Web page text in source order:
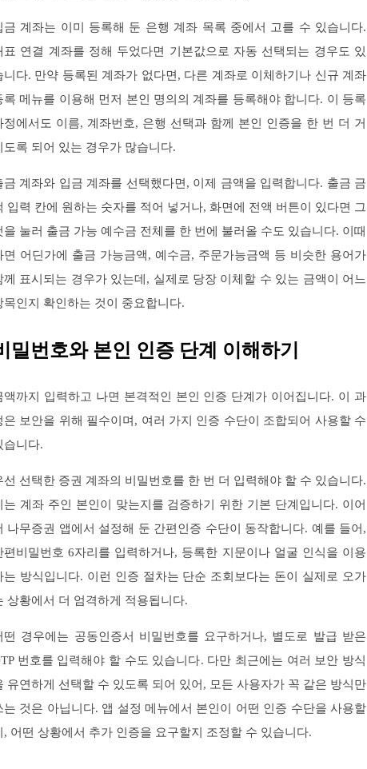
금 계좌는 이미 등록해 둔 은행 계좌 목록 중에서 고를 수 있습니다.
표 연결 계좌를 정해 두었다면 기본값으로 자동 선택되는 경우도 있
니다. 만약 등록된 계좌가 없다면, 다른 계좌로 이체하기나 신규 계좌
록 메뉴를 이용해 먼저 본인 명의의 계좌를 등록해야 합니다. 이 등록
정에서도 이름, 계좌번호, 은행 선택과 함께 본인 인증을 한 번 더 거
도록 되어 있는 경우가 많습니다.
금 계좌와 입금 계좌를 선택했다면, 이제 금액을 입력합니다. 출금 금
입력 칸에 원하는 숫자를 적어 넣거나, 화면에 전액 버튼이 있다면 그
을 눌러 출금 가능 예수금 전체를 한 번에 불러올 수도 있습니다. 이때
면 어딘가에 출금 가능금액, 예수금, 주문가능금액 등 비슷한 용어가
께 표시되는 경우가 있는데, 실제로 당장 이체할 수 있는 금액이 어느
목인지 확인하는 것이 중요합니다.
밀번호와 본인 인증 단계 이해하기
액까지 입력하고 나면 본격적인 본인 인증 단계가 이어집니다. 이 과
은 보안을 위해 필수이며, 여러 가지 인증 수단이 조합되어 사용할 수
습니다.
선 선택한 증권 계좌의 비밀번호를 한 번 더 입력해야 할 수 있습니다.
는 계좌 주인 본인이 맞는지를 검증하기 위한 기본 단계입니다. 이어
나무증권 앱에서 설정해 둔 간편인증 수단이 동작합니다. 예를 들어,
편비밀번호 6자리를 입력하거나, 등록한 지문이나 얼굴 인식을 이용
는 방식입니다. 이런 인증 절차는 단순 조회보다는 돈이 실제로 오가
상황에서 더 엄격하게 적용됩니다.
떤 경우에는 공동인증서 비밀번호를 요구하거나, 별도로 발급 받은
번호를 입력해야 할 수도 있습니다. 다만 최근에는 여러 보안 방식
유연하게 선택할 수 있도록 되어 있어, 모든 사용자가 꼭 같은 방식만
는 것은 아닙니다. 앱 설정 메뉴에서 본인이 어떤 인증 수단을 사용할
, 어떤 상황에서 추가 인증을 요구할지 조정할 수 있습니다.